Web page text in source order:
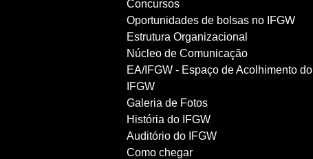
Concursos
Oportunidades de bolsas no IFGW
Estrutura Organizacional
Núcleo de Comunicação
EA/IFGW - Espaço de Acolhimento do
IFGW
Galeria de Fotos
História do IFGW
Auditório do IFGW
Como chegar